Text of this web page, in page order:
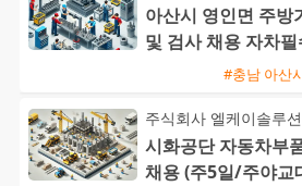
아산시 영인면 주방
및 검사 채용 자차
#충남 아산
주식회사 엘케이솔루션
시화공단 자동차부
채용 (주5일/주야교